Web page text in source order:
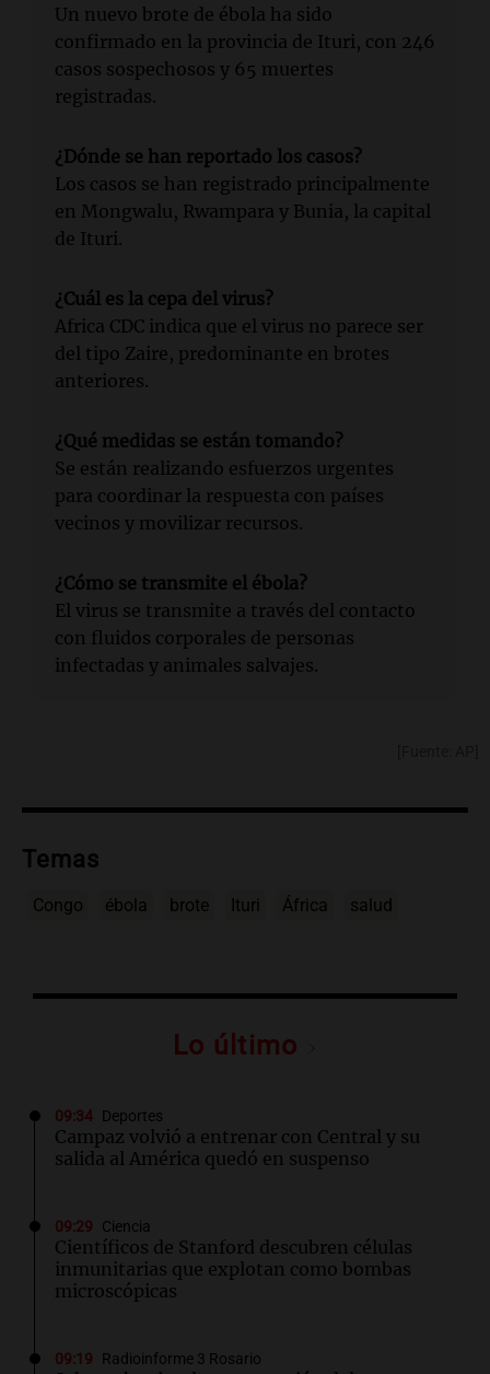
Un nuevo brote de ébola ha sido
confirmado en la provincia de Ituri, con 246
casos sospechosos y 65 muertes
registradas.
¿Dónde se han reportado los casos?
Los casos se han registrado principalmente
en Mongwalu, Rwampara y Bunia, la capital
de Ituri.
¿Cuál es la cepa del virus?
Africa CDC indica que el virus no parece ser
del tipo Zaire, predominante en brotes
anteriores.
¿Qué medidas se están tomando?
Se están realizando esfuerzos urgentes
para coordinar la respuesta con países
vecinos y movilizar recursos.
¿Cómo se transmite el ébola?
El virus se transmite a través del contacto
con fluidos corporales de personas
infectadas y animales salvajes.
Temas
Congo ébola brote Ituri África salud
Lo último
09:34 Deportes
Campaz volvió a entrenar con Central y su
salida al América quedó en suspenso
09:29 Ciencia
Científicos de Stanford descubren células
inmunitarias que explotan como bombas
microscópicas
09:19 Radioinforme 3 Rosario